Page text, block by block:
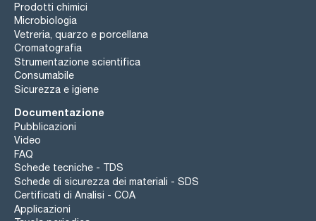
Prodotti chimici
Microbiologia
Vetreria, quarzo e porcellana
Cromatografia
Strumentazione scientifica
Consumabile
Sicurezza e igiene
Documentazione
Pubblicazioni
Video
FAQ
Schede tecniche - TDS
Schede di sicurezza dei materiali - SDS
Certificati di Analisi - COA
Applicazioni